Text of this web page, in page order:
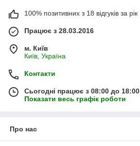
100% позитивних з 18 відгуків за рік
Працює з 28.03.2016
м. Київ
Київ, Україна
Контакти
Сьогодні працює з 08:00 до 18:00
Показати весь графік роботи
Про нас